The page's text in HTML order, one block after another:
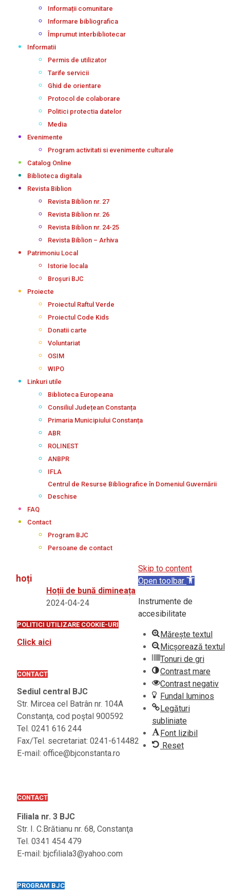
Informații comunitare
Informare bibliografica
Împrumut interbibliotecar
Informatii
Permis de utilizator
Tarife servicii
Ghid de orientare
Protocol de colaborare
Politici protectia datelor
Media
Evenimente
Program activitati si evenimente culturale
Catalog Online
Biblioteca digitala
Revista Biblion
Revista Biblion nr. 27
Revista Biblion nr. 26
Revista Biblion nr. 24-25
Revista Biblion – Arhiva
Patrimoniu Local
Istorie locala
Broșuri BJC
Proiecte
Proiectul Raftul Verde
Proiectul Code Kids
Donatii carte
Voluntariat
OSIM
WIPO
Linkuri utile
Biblioteca Europeana
Consiliul Județean Constanța
Primaria Municipiului Constanța
ABR
ROLINEST
ANBPR
IFLA
Centrul de Resurse Bibliografice în Domeniul Guvernării
Deschise
FAQ
Contact
Program BJC
Persoane de contact
hoți
Hoții de bună dimineața
2024-04-24
POLITICI UTILIZARE COOKIE-URI
Click aici
CONTACT
Sediul central BJC
Str. Mircea cel Batrân nr. 104A
Constanţa, cod poştal 900592
Tel. 0241 616 244
Fax/Tel. secretariat: 0241-614482
E-mail: office@bjconstanta.ro
CONTACT
Filiala nr. 3 BJC
Str. I. C.Brătianu nr. 68, Constanţa
Tel. 0341 454 479
E-mail: bjcfiliala3@yahoo.com
PROGRAM BJC
Skip to content
Open toolbar
Instrumente de
accesibilitate
Mărește textul
Micșorează textul
Tonuri de gri
Contrast mare
Contrast negativ
Fundal luminos
Legături
subliniate
Font lizibil
Reset